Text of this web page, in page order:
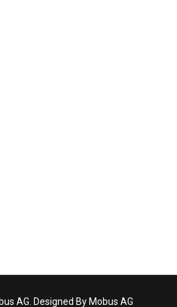
AG. Designed By Mobus AG